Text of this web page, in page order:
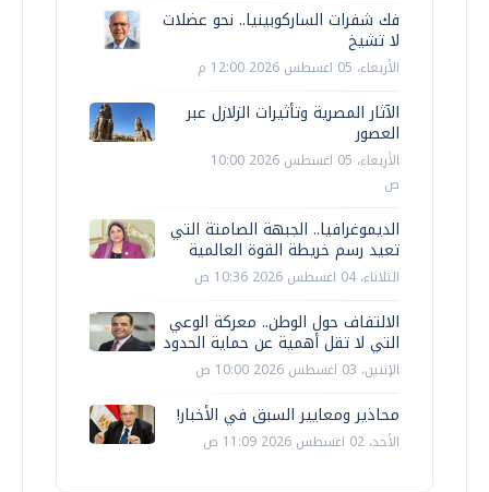
فك شفرات الساركوبينيا.. نحو عضلات
لا تشيخ
الأربعاء، 05 اغسطس 2026 12:00 م
الآثار المصرية وتأثيرات الزلازل عبر
العصور
الأربعاء، 05 اغسطس 2026 10:00
ص
الديموغرافيا.. الجبهة الصامتة التي
تعيد رسم خريطة القوة العالمية
الثلاثاء، 04 اغسطس 2026 10:36 ص
الالتفاف حول الوطن.. معركة الوعي
التي لا تقل أهمية عن حماية الحدود
الإثنين، 03 اغسطس 2026 10:00 ص
محاذير ومعايير السبق في الأخبار!
الأحد، 02 اغسطس 2026 11:09 ص